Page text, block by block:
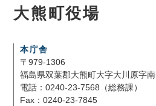
大熊町役場
本庁舎
〒979-1306
福島県双葉郡大熊町大字大川原字
電話：0240-23-7568（総務課）
Fax：0240-23-7845